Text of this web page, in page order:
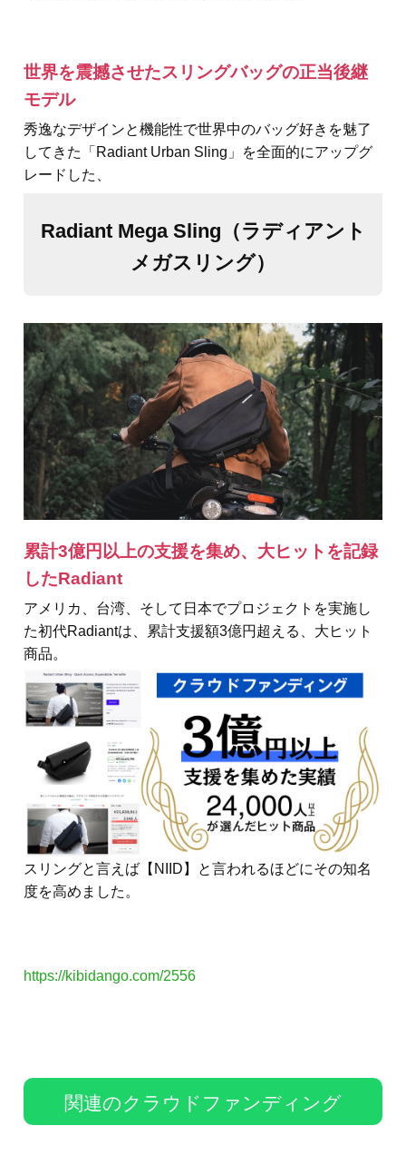
世界を震撼させたスリングバッグの正当後継
モデル
秀逸なデザインと機能性で世界中のバッグ好きを魅了
してきた「Radiant Urban Sling」を全面的にアップグ
レードした、
Radiant Mega Sling（ラディアント
メガスリング）
累計3億円以上の支援を集め、大ヒットを記録
したRadiant
アメリカ、台湾、そして日本でプロジェクトを実施し
た初代Radiantは、累計支援額3億円超える、大ヒット
商品。
スリングと言えば【NIID】と言われるほどにその知名
度を高めました。
https://kibidango.com/2556
関連のクラウドファンディング